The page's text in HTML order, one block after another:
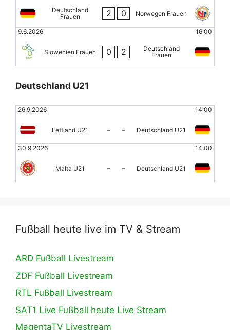
Deutschland
Frauen
2 0 Norwegen Frauen
9.6.2026 16:00
Slowenien Frauen 0 2
Deutschland
Frauen
Deutschland U21
26.9.2026 14:00
Lettland U21 - - Deutschland U21
30.9.2026 14:00
Malta U21 - - Deutschland U21
Fußball heute live im TV & Stream
ARD Fußball Livestream
ZDF Fußball Livestream
RTL Fußball Livestream
SAT1 Live Fußball heute Live Stream
MagentaTV Livestream